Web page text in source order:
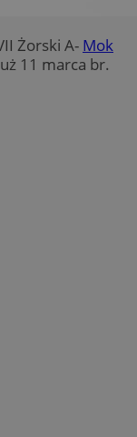
Żorski A- Mok
11 marca br.